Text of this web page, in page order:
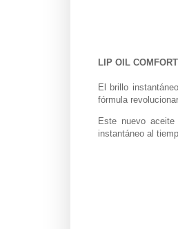
LIP OIL
El brillo
fórmula
Este nuevo
instantáneo al